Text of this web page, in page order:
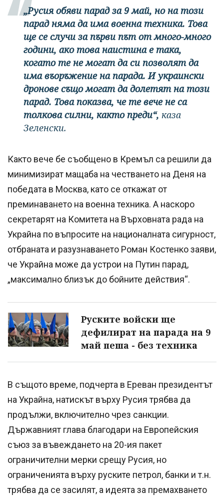
„Русия обяви парад за 9 май, но на този
парад няма да има военна техника. Това
ще се случи за първи път от много-много
години, ако това наистина е така,
когато те не могат да си позволят да
има въоръжение на парада. И украински
дронове също могат да долетят на този
парад. Това показва, че те вече не са
толкова силни, както преди“, каза
Зеленски.
Както вече бе съобщено в Кремъл са решили да
минимизират мащаба на честването на Деня на
победата в Москва, като се откажат от
преминаването на военна техника. А наскоро
секретарят на Комитета на Върховната рада на
Украйна по въпросите на националната сигурност,
отбраната и разузнаването Роман Костенко заяви,
че Украйна може да устрои на Путин парад,
„максимално близък до бойните действия“.
Руските войски ще
дефилират на парада на 9
май пеша - без техника
В същото време, подчерта в Ереван президентът
на Украйна, натискът върху Русия трябва да
продължи, включително чрез санкции.
Държавният глава благодари на Европейския
съюз за въвеждането на 20-ия пакет
ограничителни мерки срещу Русия, но
ограниченията върху руските петрол, банки и т.н.
трябва да се засилят, а идеята за премахването